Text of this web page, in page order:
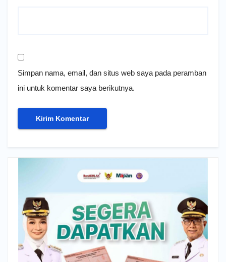
Simpan nama, email, dan situs web saya pada peramban
ini untuk komentar saya berikutnya.